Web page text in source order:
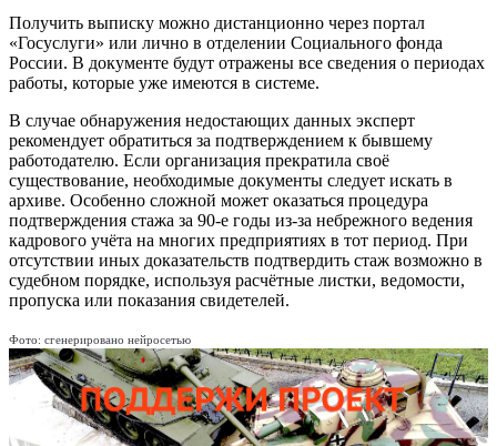
Получить выписку можно дистанционно через портал
«Госуслуги» или лично в отделении Социального фонда
России. В документе будут отражены все сведения о периодах
работы, которые уже имеются в системе.
В случае обнаружения недостающих данных эксперт
рекомендует обратиться за подтверждением к бывшему
работодателю. Если организация прекратила своё
существование, необходимые документы следует искать в
архиве. Особенно сложной может оказаться процедура
подтверждения стажа за 90-е годы из-за небрежного ведения
кадрового учёта на многих предприятиях в тот период. При
отсутствии иных доказательств подтвердить стаж возможно в
судебном порядке, используя расчётные листки, ведомости,
пропуска или показания свидетелей.
Фото: сгенерировано нейросетью